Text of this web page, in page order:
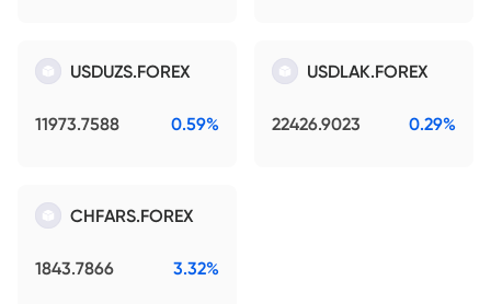
USDUZS.FOREX
11973.7588 0.59%
USDLAK.FOREX
22426.9023 0.29%
CHFARS.FOREX
1843.7866 3.32%